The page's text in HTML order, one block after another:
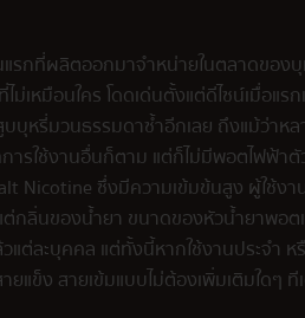
กที่ผลิตออกมาจำหน่ายในตลาดของ
เหมือนใคร โดดเด่นตั้งแต่ดีไซน์เมื่อแ
หรี่มวนธรรมดาซ้ำอีกเลย ถึงแม้ว่าห
รใช้งานอื่นก็ตาม แต่ก็ไม่มีพอตไฟฟ้าตั
ซึ่งมีความเข้มข้นสูง ผู้ใช้งา
กลิ่นของน้ำยา ขนาดของหัวน้ำยาพ
ต่ละบุคคล แต่ทั้งนี้หากใช้งานประจำ
แข็ง สายเข้มแบบไม่ต้องเพิ่มเติมใดๆ ที